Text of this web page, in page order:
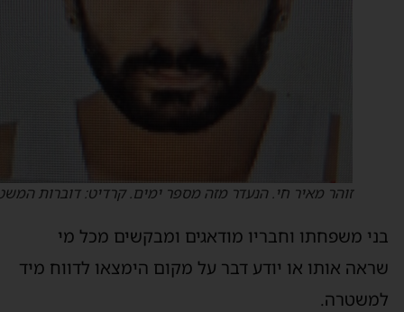
זוהר מאיר חי. הנעדר מזה מספר ימים. קרדיט: דוברות המשטרה
משפחתו וחבריו מודאגים ומבקשים מכל מי
אותו או יודע דבר על מקום הימצאו לדווח מיד